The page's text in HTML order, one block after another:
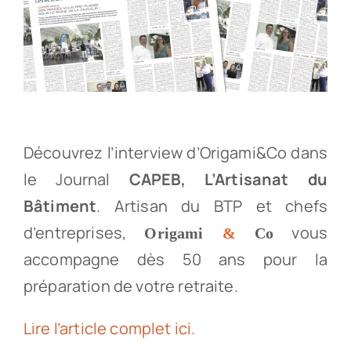
Découvrez l’interview d’Origami&Co dans
le Journal CAPEB, L’Artisanat du
Bâtiment. Artisan du BTP et chefs
d’entreprises,
Origami & Co
vous
accompagne dès 50 ans pour la
préparation de votre retraite.
Lire l’article complet ici.